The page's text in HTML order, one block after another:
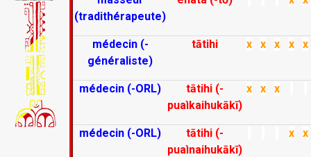
(tradithérapeute)
médecin (-
généraliste)
tātihi x x x x x
médecin (-ORL)
tātihi (-
puaìkaihukākī)
x x x
médecin (-ORL)
tātihi (-
puaìnaihukākī)
x x